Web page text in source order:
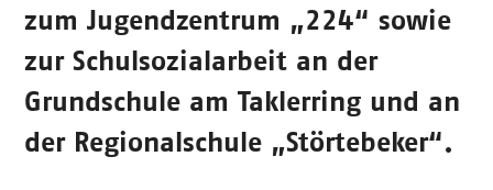
zum Jugendzentrum „224“ sowie
zur Schulsozialarbeit an der
Grundschule am Taklerring und an
der Regionalschule „Störtebeker“.